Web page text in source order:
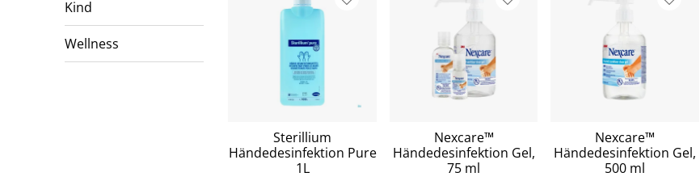
Kind
Wellness
Sterillium
Händedesinfektion Pure
1L
Nexcare™
Händedesinfektion Gel,
75 ml
Nexcare™
Händedesinfektion Gel,
500 ml